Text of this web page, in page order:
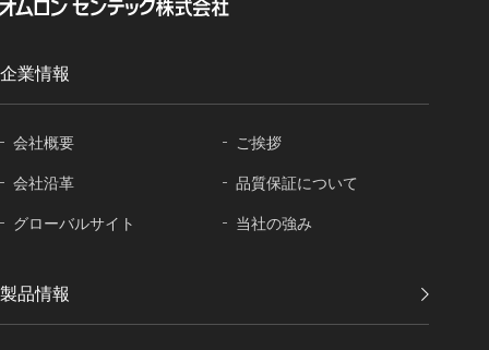
企業情報
会社概要
ご挨拶
会社沿革
品質保証について
グローバルサイト 当社の強み
製品情報